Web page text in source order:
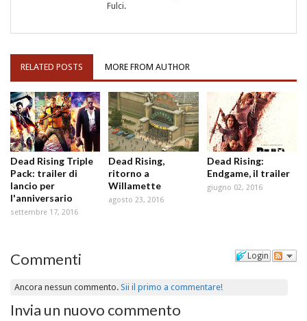
Fulci.
RELATED POSTS MORE FROM AUTHOR
Dead Rising Triple
Pack: trailer di
lancio per
l'anniversario
settembre 17, 2016
Dead Rising,
ritorno a
Willamette
agosto 23, 2016
Dead Rising:
Endgame, il trailer
giugno 02, 2016
Login
Commenti
Ancora nessun commento.Sii il primo a commentare!
Invia un nuovo commento